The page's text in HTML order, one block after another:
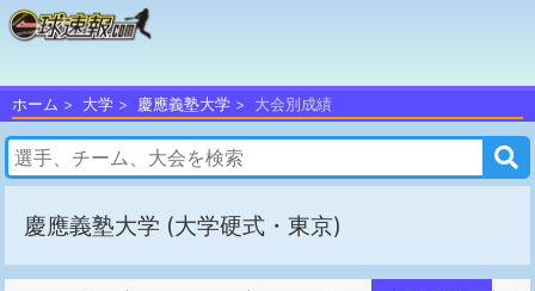
ホーム 大学 慶應義塾大学 大会別成績
慶應義塾大学 (大学硬式・東京)